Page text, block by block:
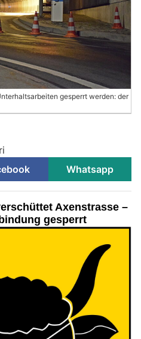
gesperrt werden: der
Whatsapp
Axenstrasse –
gesperrt